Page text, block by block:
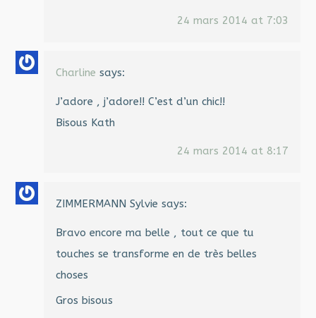
24 mars 2014 at 7:03
Charline says:
J’adore , j’adore!! C’est d’un chic!!
Bisous Kath
24 mars 2014 at 8:17
ZIMMERMANN Sylvie says:
Bravo encore ma belle , tout ce que tu
touches se transforme en de très belles
choses
Gros bisous